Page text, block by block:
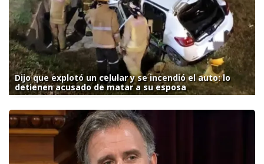
Dijo que explotó un celular y se incendió el auto: lo
detienen acusado de matar a su esposa